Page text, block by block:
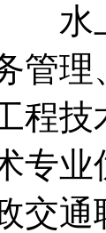
上
管理
程技
专
交通